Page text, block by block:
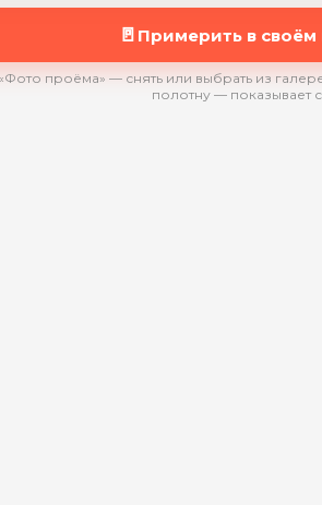
🚪 Примерить в
проёма» — снять или выбрать из
полотну — показывает